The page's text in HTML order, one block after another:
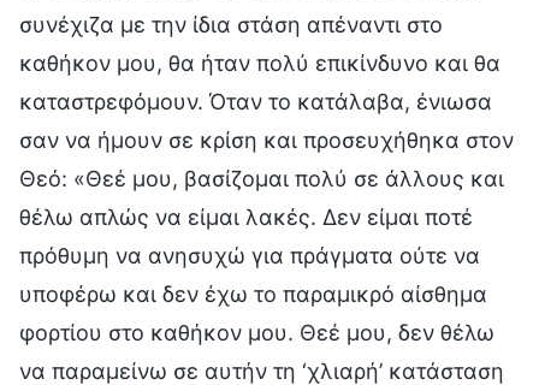
συνέχιζα με την ίδια στάση απέναντι στο
καθήκον μου, θα ήταν πολύ επικίνδυνο και θα
καταστρεφόμουν. Όταν το κατάλαβα, ένιωσα
σαν να ήμουν σε κρίση και προσευχήθηκα στον
Θεό: «Θεέ μου, βασίζομαι πολύ σε άλλους και
θέλω απλώς να είμαι λακές. Δεν είμαι ποτέ
πρόθυμη να ανησυχώ για πράγματα ούτε να
υποφέρω και δεν έχω το παραμικρό αίσθημα
φορτίου στο καθήκον μου. Θεέ μου, δεν θέλω
να παραμείνω σε αυτήν τη ‘χλιαρή’ κατάσταση